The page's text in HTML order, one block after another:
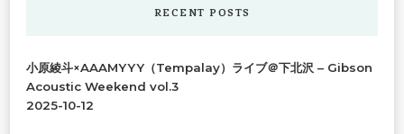
す
か
RECENT POSTS
小原綾斗×AAAMYYY（Tempalay）ライブ＠下北沢 – Gibson
Acoustic Weekend vol.3
2025-10-12